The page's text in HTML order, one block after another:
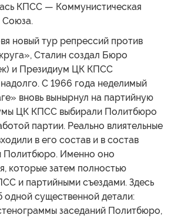
КПСС — Коммунистическая
Союза.
новый тур репрессий против
Сталин создал Бюро
и Президиум ЦК КПСС
С 1966 года неделимый
вновь вынырнул на партийную
ЦК КПСС выбирали Политбюро
партии. Реально влиятельные
в его состав и в состав
Политбюро. Именно оно
которые затем полностью
и партийными съездами. Здесь
одной существенной детали:
заседаний Политбюро,